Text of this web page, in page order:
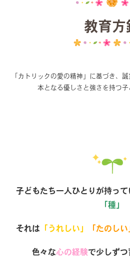
教育方
「カトリックの愛の精神」に基づき、
本となる優しさと強さを持つ子
子どもたち一人ひとりが持って
「種」
それは 「うれしい」 「たのしい
色々な心の経験で少しずつ